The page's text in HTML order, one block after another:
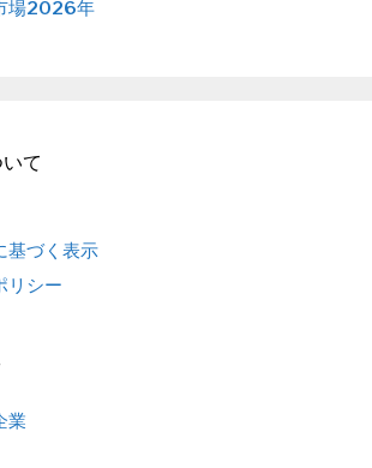
場2026年
て
基づく表示
リシー
業